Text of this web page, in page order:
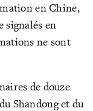
en Chine,
signalés en
ne sont
de douze
Shandong et du